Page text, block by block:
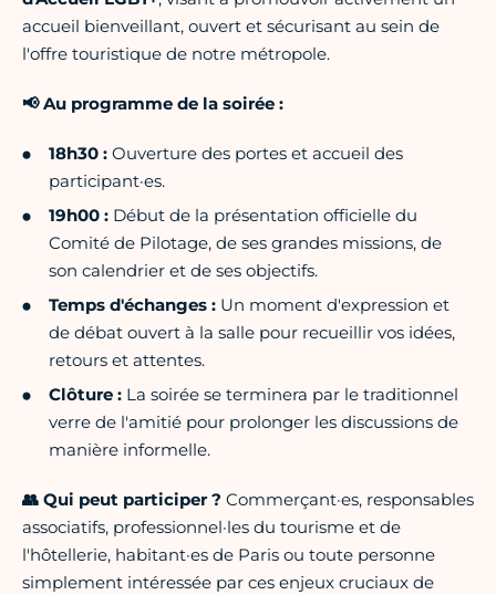
accueil bienveillant, ouvert et sécurisant au sein de
l'offre touristique de notre métropole.
📢 Au programme de la soirée :
18h30 : Ouverture des portes et accueil des
participant·es.
19h00 : Début de la présentation officielle du
Comité de Pilotage, de ses grandes missions, de
son calendrier et de ses objectifs.
Temps d'échanges : Un moment d'expression et
de débat ouvert à la salle pour recueillir vos idées,
retours et attentes.
Clôture : La soirée se terminera par le traditionnel
verre de l'amitié pour prolonger les discussions de
manière informelle.
👥 Qui peut participer ? Commerçant·es, responsables
associatifs, professionnel·les du tourisme et de
l'hôtellerie, habitant·es de Paris ou toute personne
simplement intéressée par ces enjeux cruciaux de